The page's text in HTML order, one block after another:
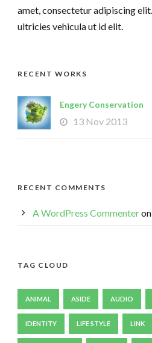
amet, consectetur adipiscing
ultricies vehicula ut id elit.
RECENT WORKS
Engery Conservation
13 Nov 2013
RECENT COMMENTS
A WordPress Commenteron
TAG CLOUD
ANIMAL ASIDE AUDIO
IDENTITY LIFE STYLE LINK